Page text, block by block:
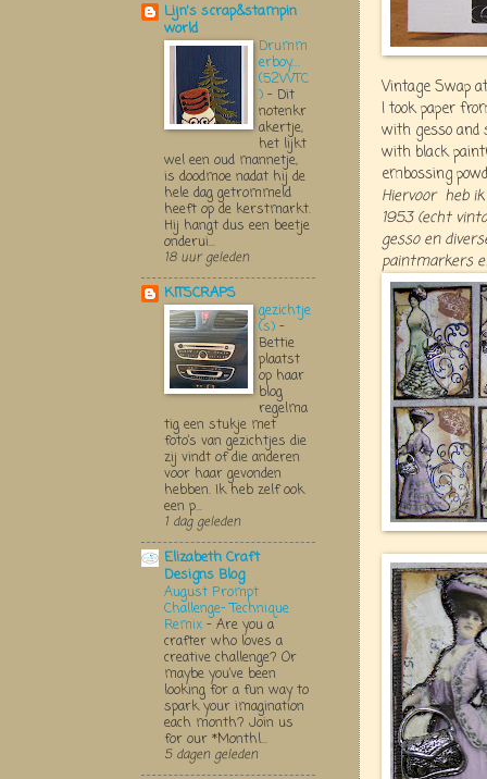
Vintage Swap
I took paper
with gesso and
with black
embossing
Hiervoor heb
1953 (echt
gesso en
paintmarkers
Lijn's scrap&stampin
world
Drumm
erboy....
(52WTC
) - Dit
notenkr
akertje,
het lijkt
wel een oud mannetje,
is doodmoe nadat hij de
hele dag getrommeld
heeft op de kerstmarkt.
Hij hangt dus een beetje
onderui...
18 uur geleden
KITSCRAPS
gezichtje
(s) -
Bettie
plaatst
op haar
blog
regelma
tig een stukje met
foto’s van gezichtjes die
zij vindt of die anderen
voor haar gevonden
hebben. Ik heb zelf ook
een p...
1 dag geleden
Elizabeth Craft
Designs Blog
August Prompt
Challenge- Technique
Remix - Are you a
crafter who loves a
creative challenge? Or
maybe you’ve been
looking for a fun way to
spark your imagination
each month? Join us
for our *Monthl...
5 dagen geleden